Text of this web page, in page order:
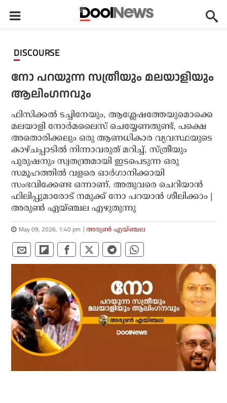
DISCOURSE
നോ പറയുന്ന സത്രീയും മലയാളിയും
ആലിംഗനവും
ഫിസിക്കല്‍ ടച്ചിനേയും, ആശ്ലേഷത്തേയുമൊക്കെ
മലയാളി നോര്‍മലൈസ് ചെയ്യേണതുണ്ട്, പക്ഷെ
അതൊരിക്കലും ഒരു ആണധികാര വ്യവസ്ഥയുടെ
കാഴ്ചപ്പാടില്‍ നിന്നാവരുത് മറിച്ച്, സ്ത്രീയും
പുരുഷനും സ്വതന്ത്രമായി ഇടപെടുന്ന ഒരു
സമൂഹത്തില്‍ വളരെ ഓര്‍ഗാനിക്കായി
സംഭവിക്കേണ്ട ഒന്നാണ്, അതുവരെ ചെറിയാന്‍
ഫിലിപ്പുമാരോട് നമുക്ക് നോ പറയാന്‍ ശീലിക്കാം |
അരുൺ ഏയ്ഞ്ചല എഴുതുന്നു
May 09, 2026, 1:40 pm അരുൺ എയ്ഞ്ചല